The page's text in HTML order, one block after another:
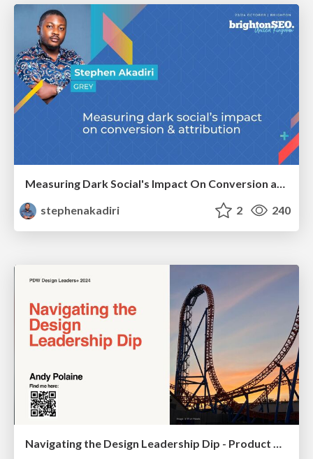
stephenakadiri
2 240
Navigating the Design Leadership Dip - Product Design Week Design Leaders+ Conference 2024